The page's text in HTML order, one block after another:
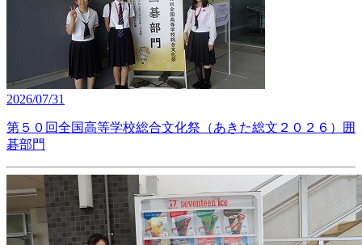
2026/07/31
第５０回全国高等学校総合文化祭（あきた総文２０２６）囲
碁部門